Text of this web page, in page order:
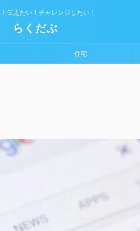
伝えたい！チャレンジしたい！
らくだぶ
住宅